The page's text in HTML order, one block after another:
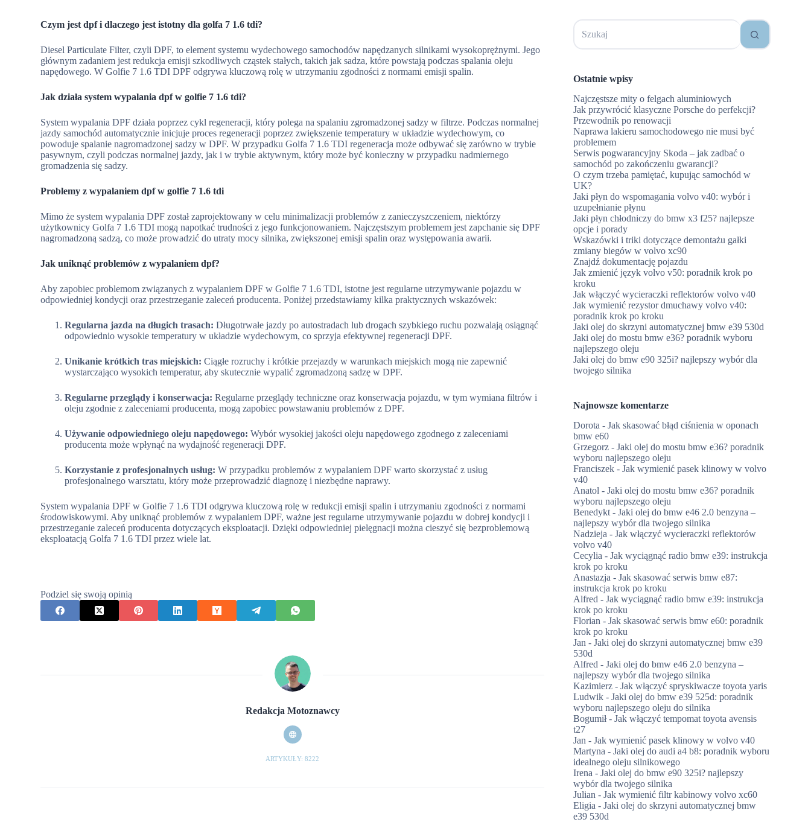
Czym jest dpf i dlaczego jest istotny dla golfa 7 1.6 tdi?
Diesel Particulate Filter, czyli DPF, to element systemu wydechowego samochodów napędzanych silnikami wysokoprężnymi. Jego
głównym zadaniem jest redukcja emisji szkodliwych cząstek stałych, takich jak sadza, które powstają podczas spalania oleju
napędowego. W Golfie 7 1.6 TDI DPF odgrywa kluczową rolę w utrzymaniu zgodności z normami emisji spalin.
Jak działa system wypalania dpf w golfie 7 1.6 tdi?
System wypalania DPF działa poprzez cykl regeneracji, który polega na spalaniu zgromadzonej sadzy w filtrze. Podczas normalnej
jazdy samochód automatycznie inicjuje proces regeneracji poprzez zwiększenie temperatury w układzie wydechowym, co
powoduje spalanie nagromadzonej sadzy w DPF. W przypadku Golfa 7 1.6 TDI regeneracja może odbywać się zarówno w trybie
pasywnym, czyli podczas normalnej jazdy, jak i w trybie aktywnym, który może być konieczny w przypadku nadmiernego
gromadzenia się sadzy.
Problemy z wypalaniem dpf w golfie 7 1.6 tdi
Mimo że system wypalania DPF został zaprojektowany w celu minimalizacji problemów z zanieczyszczeniem, niektórzy
użytkownicy Golfa 7 1.6 TDI mogą napotkać trudności z jego funkcjonowaniem. Najczęstszym problemem jest zapchanie się DPF
nagromadzoną sadzą, co może prowadzić do utraty mocy silnika, zwiększonej emisji spalin oraz występowania awarii.
Jak uniknąć problemów z wypalaniem dpf?
Aby zapobiec problemom związanych z wypalaniem DPF w Golfie 7 1.6 TDI, istotne jest regularne utrzymywanie pojazdu w
odpowiedniej kondycji oraz przestrzeganie zaleceń producenta. Poniżej przedstawiamy kilka praktycznych wskazówek:
Regularna jazda na długich trasach: Długotrwałe jazdy po autostradach lub drogach szybkiego ruchu pozwalają osiągnąć
odpowiednio wysokie temperatury w układzie wydechowym, co sprzyja efektywnej regeneracji DPF.
Unikanie krótkich tras miejskich: Ciągłe rozruchy i krótkie przejazdy w warunkach miejskich mogą nie zapewnić
wystarczająco wysokich temperatur, aby skutecznie wypalić zgromadzoną sadzę w DPF.
Regularne przeglądy i konserwacja: Regularne przeglądy techniczne oraz konserwacja pojazdu, w tym wymiana filtrów i
oleju zgodnie z zaleceniami producenta, mogą zapobiec powstawaniu problemów z DPF.
Używanie odpowiedniego oleju napędowego: Wybór wysokiej jakości oleju napędowego zgodnego z zaleceniami
producenta może wpłynąć na wydajność regeneracji DPF.
Korzystanie z profesjonalnych usług: W przypadku problemów z wypalaniem DPF warto skorzystać z usług
profesjonalnego warsztatu, który może przeprowadzić diagnozę i niezbędne naprawy.
System wypalania DPF w Golfie 7 1.6 TDI odgrywa kluczową rolę w redukcji emisji spalin i utrzymaniu zgodności z normami
środowiskowymi. Aby uniknąć problemów z wypalaniem DPF, ważne jest regularne utrzymywanie pojazdu w dobrej kondycji i
przestrzeganie zaleceń producenta dotyczących eksploatacji. Dzięki odpowiedniej pielęgnacji można cieszyć się bezproblemową
eksploatacją Golfa 7 1.6 TDI przez wiele lat.
Podziel się swoją opinią
Redakcja Motoznawcy
ARTYKUŁY: 8222
Brak
wyników
Ostatnie wpisy
Najczęstsze mity o felgach aluminiowych
Jak przywrócić klasyczne Porsche do perfekcji?
Przewodnik po renowacji
Naprawa lakieru samochodowego nie musi być
problemem
Serwis pogwarancyjny Skoda – jak zadbać o
samochód po zakończeniu gwarancji?
O czym trzeba pamiętać, kupując samochód w
UK?
Jaki płyn do wspomagania volvo v40: wybór i
uzupełnianie płynu
Jaki płyn chłodniczy do bmw x3 f25? najlepsze
opcje i porady
Wskazówki i triki dotyczące demontażu gałki
zmiany biegów w volvo xc90
Znajdź dokumentację pojazdu
Jak zmienić język volvo v50: poradnik krok po
kroku
Jak włączyć wycieraczki reflektorów volvo v40
Jak wymienić rezystor dmuchawy volvo v40:
poradnik krok po kroku
Jaki olej do skrzyni automatycznej bmw e39 530d
Jaki olej do mostu bmw e36? poradnik wyboru
najlepszego oleju
Jaki olej do bmw e90 325i? najlepszy wybór dla
twojego silnika
Najnowsze komentarze
Dorota -Jak skasować błąd ciśnienia w oponach
bmw e60
Grzegorz -Jaki olej do mostu bmw e36? poradnik
wyboru najlepszego oleju
Franciszek -Jak wymienić pasek klinowy w volvo
v40
Anatol -Jaki olej do mostu bmw e36? poradnik
wyboru najlepszego oleju
Benedykt -Jaki olej do bmw e46 2.0 benzyna –
najlepszy wybór dla twojego silnika
Nadzieja -Jak włączyć wycieraczki reflektorów
volvo v40
Cecylia -Jak wyciągnąć radio bmw e39: instrukcja
krok po kroku
Anastazja -Jak skasować serwis bmw e87:
instrukcja krok po kroku
Alfred -Jak wyciągnąć radio bmw e39: instrukcja
krok po kroku
Florian -Jak skasować serwis bmw e60: poradnik
krok po kroku
Jan -Jaki olej do skrzyni automatycznej bmw e39
530d
Alfred -Jaki olej do bmw e46 2.0 benzyna –
najlepszy wybór dla twojego silnika
Kazimierz -Jak włączyć spryskiwacze toyota yaris
Ludwik -Jaki olej do bmw e39 525d: poradnik
wyboru najlepszego oleju do silnika
Bogumił-Jak włączyć tempomat toyota avensis
t27
Jan -Jak wymienić pasek klinowy w volvo v40
Martyna -Jaki olej do audi a4 b8: poradnik wyboru
idealnego oleju silnikowego
Irena -Jaki olej do bmw e90 325i? najlepszy
wybór dla twojego silnika
Julian -Jak wymienić filtr kabinowy volvo xc60
Eligia -Jaki olej do skrzyni automatycznej bmw
e39 530d